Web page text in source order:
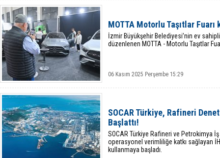
MOTTA Motorlu Taşıtlar Fuarı
İzmir Büyükşehir Belediyesi’nin ev
düzenlenen MOTTA - Motorlu Taşıtlar
06 Kasım 2025 Perşembe 15:29
SOCAR Türkiye, Rafineri
Başlattı!
SOCAR Türkiye Rafineri ve Petrokimya
operasyonel verimliliğe katkı sağlayan
kullanmaya başladı.